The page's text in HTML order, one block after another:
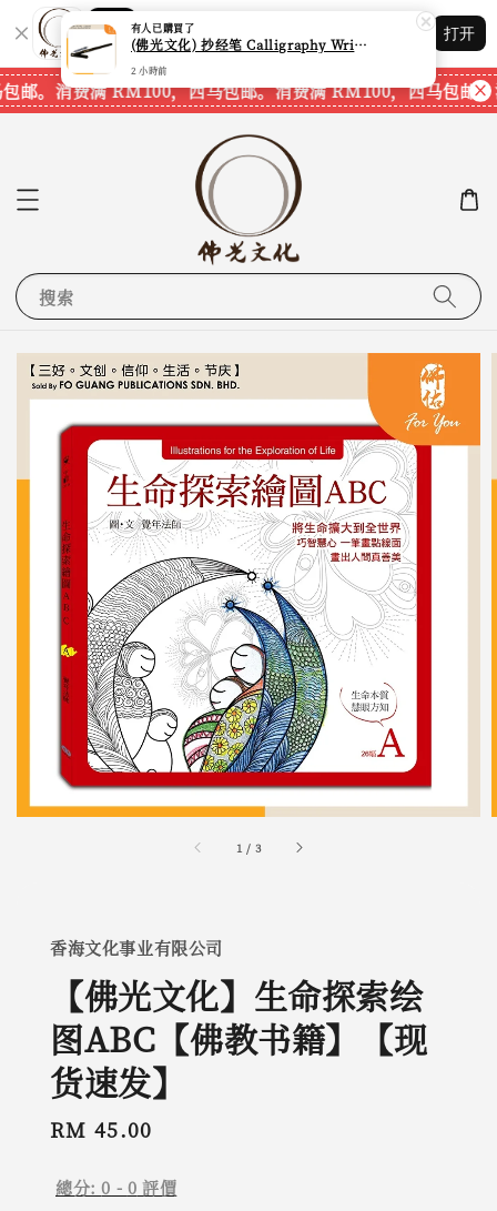
Shopping: 追踪您的订单
您信赖的商店
打开
邮。 消费满 RM100，西马包邮。消费满 RM100，西马包邮。
搜索
1 / 3
香海文化事业有限公司
【佛光文化】生命探索绘
图ABC【佛教书籍】【现
货速发】
Regular
RM 45.00
總分:0 - 0 評價
有人已購買了
(佛光文化) 抄经笔 Calligraphy Writing Pen CP70 现货速发
2 小時前